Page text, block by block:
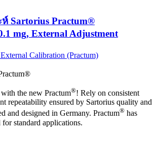
ห์ Sartorius Practum®
mg, External Adjustment
Calibration (Practum)
the new Practum®! Rely on consistent
repeatability ensured by Sartorius quality and
and designed in Germany. Practum® has
standard applications.